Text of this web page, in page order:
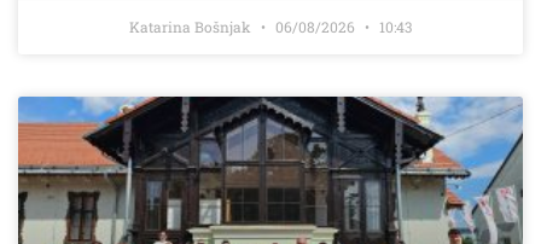
Katarina Bošnjak 06/08/2026 10:43